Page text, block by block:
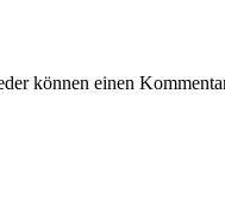
können einen